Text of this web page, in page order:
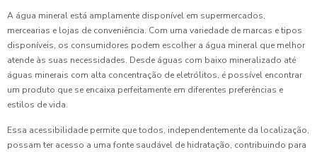
A água mineral está amplamente disponível em supermercados,
mercearias e lojas de conveniência. Com uma variedade de marcas e tipos
disponíveis, os consumidores podem escolher a água mineral que melhor
atende às suas necessidades. Desde águas com baixo mineralizado até
águas minerais com alta concentração de eletrólitos, é possível encontrar
um produto que se encaixa perfeitamente em diferentes preferências e
estilos de vida.
Essa acessibilidade permite que todos, independentemente da localização,
possam ter acesso a uma fonte saudável de hidratação, contribuindo para